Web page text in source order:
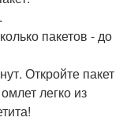
пакетов - до
Откройте пакет
легко из